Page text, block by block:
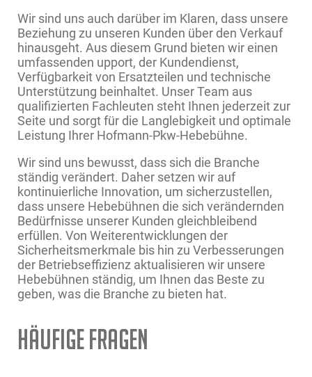
Wir sind uns auch darüber im Klaren, dass unsere
Beziehung zu unseren Kunden über den Verkauf
hinausgeht. Aus diesem Grund bieten wir einen
umfassenden upport, der Kundendienst,
Verfügbarkeit von Ersatzteilen und technische
Unterstützung beinhaltet. Unser Team aus
qualifizierten Fachleuten steht Ihnen jederzeit zur
Seite und sorgt für die Langlebigkeit und optimale
Leistung Ihrer Hofmann-Pkw-Hebebühne.
Wir sind uns bewusst, dass sich die Branche
ständig verändert. Daher setzen wir auf
kontinuierliche Innovation, um sicherzustellen,
dass unsere Hebebühnen die sich verändernden
Bedürfnisse unserer Kunden gleichbleibend
erfüllen. Von Weiterentwicklungen der
Sicherheitsmerkmale bis hin zu Verbesserungen
der Betriebseffizienz aktualisieren wir unsere
Hebebühnen ständig, um Ihnen das Beste zu
geben, was die Branche zu bieten hat.
Häufige Fragen